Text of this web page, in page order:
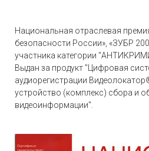
Национальная отраслевая
безопасности России», «ЗУБР
участника категории
Выдан за продукт "Цифровая
аудиорегистрации
устройство (комплекс) сбора и
видеоинформации".